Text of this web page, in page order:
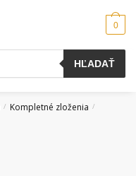
HĽADAŤ
0
/ Kompletné zloženia /